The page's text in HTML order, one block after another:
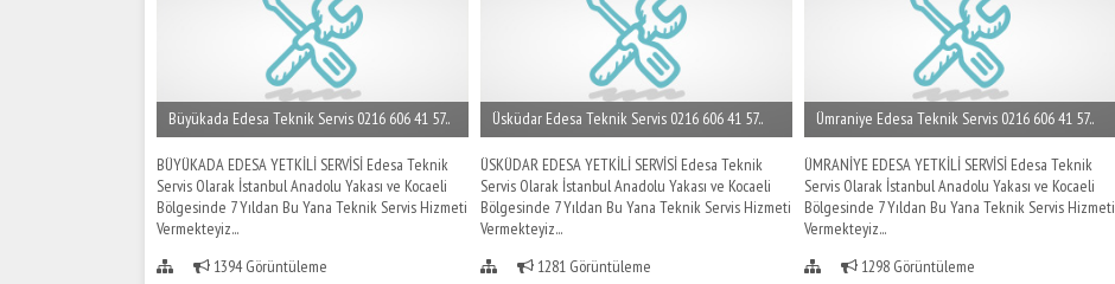
Büyükada Edesa Teknik Servis 0216 606 41 57..
BÜYÜKADA EDESA YETKİLİ SERVİSİ Edesa Teknik
Servis Olarak İstanbul Anadolu Yakası ve Kocaeli
Bölgesinde 7 Yıldan Bu Yana Teknik Servis Hizmeti
Vermekteyiz...
1394 Görüntüleme
Üsküdar Edesa Teknik Servis 0216 606 41 57..
ÜSKÜDAR EDESA YETKİLİ SERVİSİ Edesa Teknik
Servis Olarak İstanbul Anadolu Yakası ve Kocaeli
Bölgesinde 7 Yıldan Bu Yana Teknik Servis Hizmeti
Vermekteyiz...
1281 Görüntüleme
Ümraniye Edesa Teknik Servis 0216 606 41 57..
ÜMRANİYE EDESA YETKİLİ SERVİSİ Edesa Teknik
Servis Olarak İstanbul Anadolu Yakası ve Kocaeli
Bölgesinde 7 Yıldan Bu Yana Teknik Servis Hizmeti
Vermekteyiz...
1298 Görüntüleme